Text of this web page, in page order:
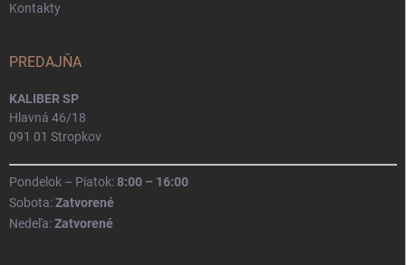
Kontakty
PREDAJŇA
KALIBER SP
Hlavná 46/18
091 01 Stropkov
Pondelok – Piatok:8:00 – 16:00
Sobota:Zatvorené
Nedeľa:Zatvorené